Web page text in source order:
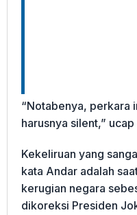
“Notabenya, perkara
harusnya silent,” ucap
Kekeliruan yang
kata Andar adalah
kerugian negara
dikoreksi Presiden